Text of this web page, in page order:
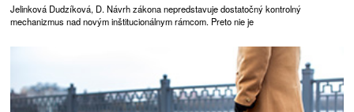
Jelinková Dudzíková, D. Návrh zákona nepredstavuje dostatočný kontrolný
mechanizmus nad novým inštitucionálnym rámcom. Preto nie je